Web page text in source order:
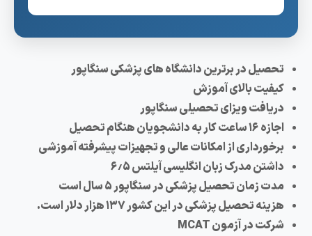
تحصیل در برترین دانشگاه های پزشکی سنگاپور
کیفیت بالای آموزش
دریافت ویزای تحصیلی سنگاپور
اجازه ۱۶ ساعت کار به دانشجویان هنگام تحصیل
برخورداری از امکانات عالی و تجهیزات پیشرفته آموزشی
داشتن مدرک زبان انگلیسی آیلتس ۶٫۵
مدت زمان تحصیل پزشکی در سنگاپور ۵ سال است
هزینه تحصیل پزشکی در این کشور ۱۳۷ هزار دلار است.
شرکت در آزمون MCAT